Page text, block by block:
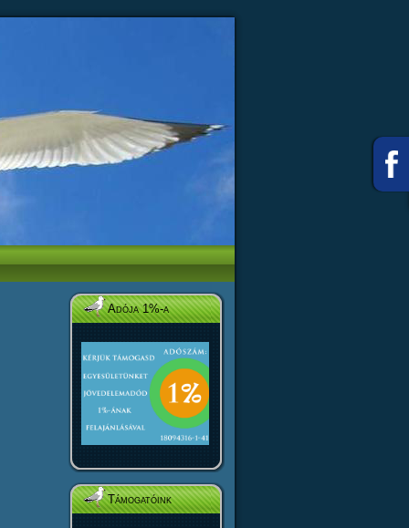
Adója 1%-a
Támogatóink